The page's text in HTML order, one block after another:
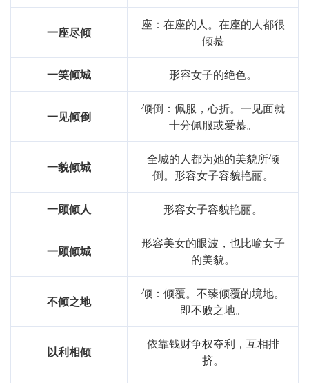
一座尽倾
座：在座的人。在座的人都很
倾慕
一笑倾城 形容女子的绝色。
一见倾倒
倾倒：佩服，心折。一见面就
十分佩服或爱慕。
一貌倾城
全城的人都为她的美貌所倾
倒。形容女子容貌艳丽。
一顾倾人 形容女子容貌艳丽。
一顾倾城
形容美女的眼波，也比喻女子
的美貌。
不倾之地
倾：倾覆。不臻倾覆的境地。
即不败之地。
以利相倾
依靠钱财争权夺利，互相排
挤。